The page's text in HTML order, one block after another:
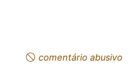
appreciate
comentário abusivo